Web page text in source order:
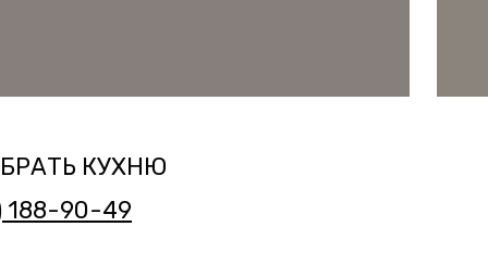
КУХНЮ
188-90-49